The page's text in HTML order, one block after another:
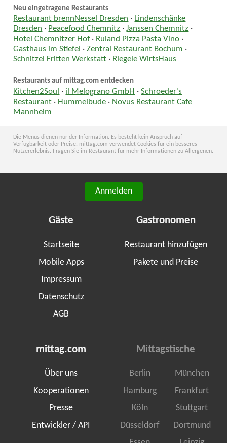
Neu eingetragene Restaurants
Restaurant brennNessel Dresden · Lindenschänke
Dresden · Peacefood Chemnitz ·Janssen Chemnitz ·
Hotel Chemnitzer Hof · Ruland Pizza Pasta Vino ·
Gasthaus im Stiefel ·Zentral Restaurant Bochum ·
Schnitzel Fritten Werkstatt · Riegele WirtsHaus
Restaurants auf mittag.com entdecken
Kitchen2Soul · il Melograno GmbH ·Schroeder's
Restaurant · Hummelbude · Novus Restaurant Cafe
Mannheim
Die Menüs dienen nur der Information. Es besteht kein Anspruch auf
Verfügbarkeit oder Preise. mittag.com verwendet Cookies für ein besseres
Nutzererlebnis. Fragen Sie im Restaurant für mehr Informationen zu Allergenen.
Anmelden
Gäste
Startseite
Mobile Apps
Impressum
Datenschutz
AGB
Gastronomen
Restaurant hinzufügen
Pakete und Preise
mittag.com
Über uns
Kooperationen
Presse
Entwickler / API
Mittagstische
Berlin
München
Hamburg
Frankfurt
Köln
Stuttgart
Düsseldorf
Dortmund